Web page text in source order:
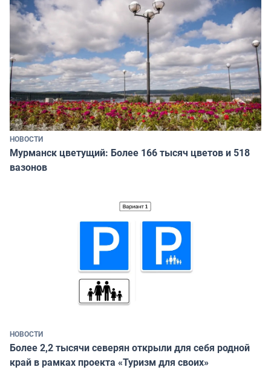
НОВОСТИ
Мурманск цветущий: Более 166 тысяч цветов и 518
вазонов
НОВОСТИ
Более 2,2 тысячи северян открыли для себя родной
край в рамках проекта «Туризм для своих»